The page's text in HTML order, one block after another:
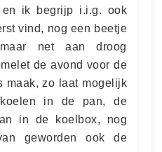
ik begrijp i.i.g. ook
vind, nog een beetje
net aan droog
de avond voor de
maak, zo laat mogelijk
in de pan, de
in de koelbox, nog
geworden ook de